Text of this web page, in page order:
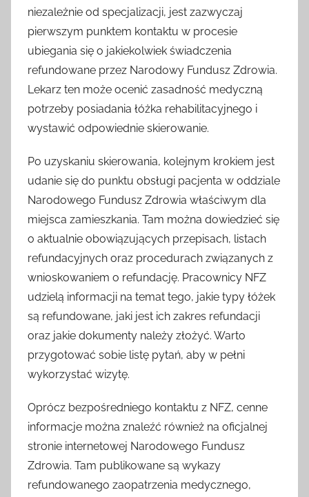
niezależnie od specjalizacji, jest zazwyczaj
pierwszym punktem kontaktu w procesie
ubiegania się o jakiekolwiek świadczenia
refundowane przez Narodowy Fundusz Zdrowia.
Lekarz ten może ocenić zasadność medyczną
potrzeby posiadania łóżka rehabilitacyjnego i
wystawić odpowiednie skierowanie.
Po uzyskaniu skierowania, kolejnym krokiem jest
udanie się do punktu obsługi pacjenta w oddziale
Narodowego Fundusz Zdrowia właściwym dla
miejsca zamieszkania. Tam można dowiedzieć się
o aktualnie obowiązujących przepisach, listach
refundacyjnych oraz procedurach związanych z
wnioskowaniem o refundację. Pracownicy NFZ
udzielą informacji na temat tego, jakie typy łóżek
są refundowane, jaki jest ich zakres refundacji
oraz jakie dokumenty należy złożyć. Warto
przygotować sobie listę pytań, aby w pełni
wykorzystać wizytę.
Oprócz bezpośredniego kontaktu z NFZ, cenne
informacje można znaleźć również na oficjalnej
stronie internetowej Narodowego Fundusz
Zdrowia. Tam publikowane są wykazy
refundowanego zaopatrzenia medycznego,